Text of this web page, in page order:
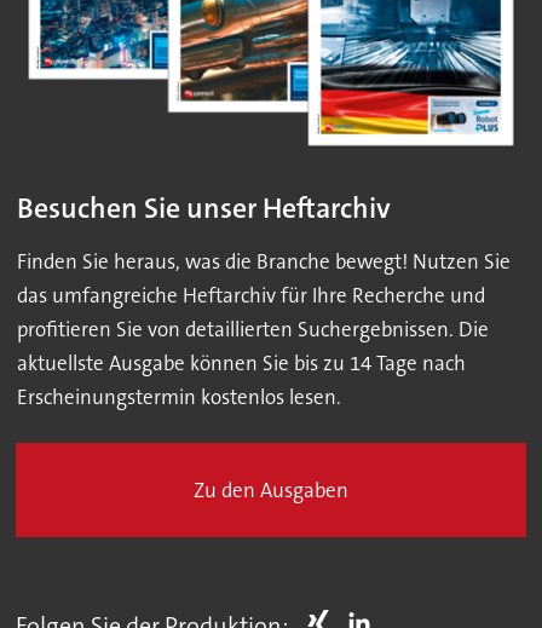
Besuchen Sie unser Heftarchiv
Finden Sie heraus, was die Branche bewegt! Nutzen Sie
das umfangreiche Heftarchiv für Ihre Recherche und
profitieren Sie von detaillierten Suchergebnissen. Die
aktuellste Ausgabe können Sie bis zu 14 Tage nach
Erscheinungstermin kostenlos lesen.
Zu den Ausgaben